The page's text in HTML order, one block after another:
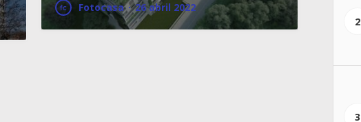
Fotocasa · 26 abril 2022
2
3